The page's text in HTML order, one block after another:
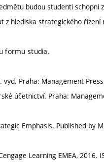
budou studenti schopni
z hlediska strategického řízení
formu studia.
Praha: Management
účetnictví. Praha:
Emphasis. Published by
Learning EMEA, 2016.